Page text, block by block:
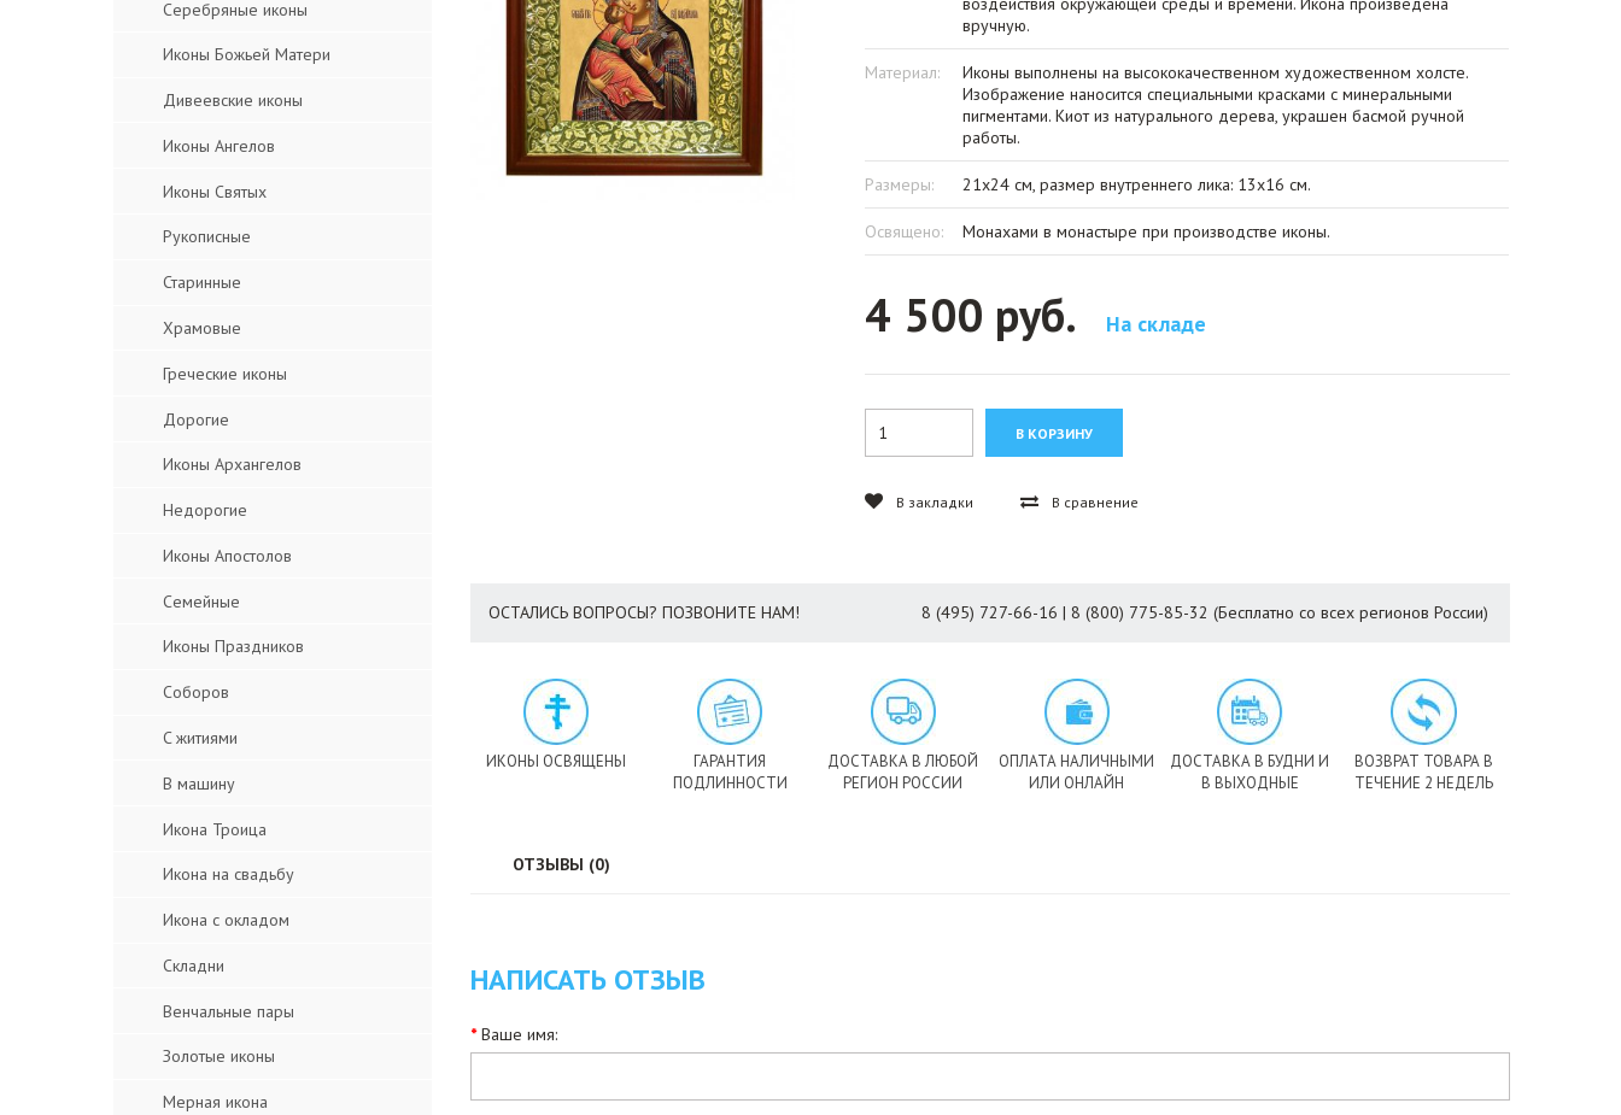
Серебряные иконы
Иконы Божьей Матери
Дивеевские иконы
Иконы Ангелов
Иконы Святых
Рукописные
Старинные
Храмовые
Греческие иконы
Дорогие
Иконы Архангелов
Недорогие
Иконы Апостолов
Семейные
Иконы Праздников
Соборов
C житиями
В машину
Икона Троица
Икона на свадьбу
Икона с окладом
Складни
Венчальные пары
Золотые иконы
Мерная икона
вручную.
Материал:
Иконы выполнены на высококачественном художественном холсте.
Изображение наносится специальными красками с минеральными
пигментами. Киот из натурального дерева, украшен басмой ручной
работы.
Размеры: 21х24 см, размер внутреннего лика: 13х16 см.
Освящено: Монахами в монастыре при производстве иконы.
4 500 руб. На складе
В закладки В сравнение
ОСТАЛИСЬ ВОПРОСЫ? ПОЗВОНИТЕ НАМ! 8 (495) 727-66-16 | 8 (800) 775-85-32 (Бесплатно со всех регионов России)
ИКОНЫ ОСВЯЩЕНЫ
ГАРАНТИЯ
ПОДЛИННОСТИ
ДОСТАВКА В ЛЮБОЙ
РЕГИОН РОССИИ
ОПЛАТА НАЛИЧНЫМИ
ИЛИ ОНЛАЙН
ДОСТАВКА В БУДНИ И
В ВЫХОДНЫЕ
ВОЗВРАТ ТОВАРА В
ТЕЧЕНИЕ 2 НЕДЕЛЬ
ОТЗЫВЫ (0)
НАПИСАТЬ ОТЗЫВ
Ваше имя: